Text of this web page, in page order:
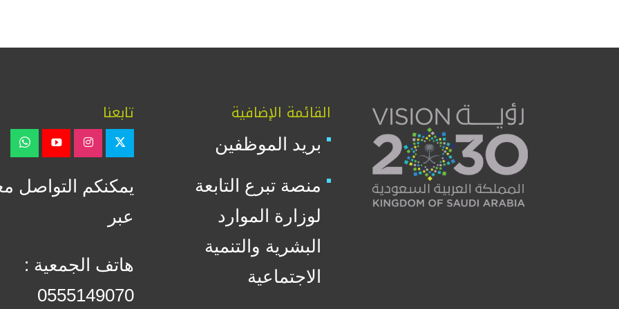
القائمة الإضافية
بريد الموظفين
منصة تبرع التابعة
لوزارة الموارد
البشرية والتنمية
الاجتماعية
تابعنا
يمكنكم التواصل
عبر
هاتف الجمعية :
0555149070